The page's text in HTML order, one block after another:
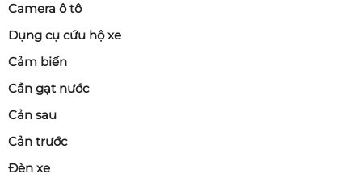
Camera ô tô
Dụng cụ cứu hộ xe
Cảm biến
Cần gạt nước
Cản sau
Cản trước
Đèn xe